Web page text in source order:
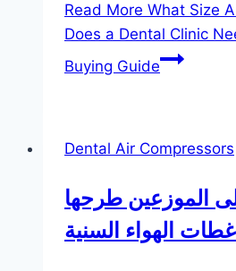
Read More What Size
Does a Dental Clinic
Buying Guide
Dental Air Compressors
الموزعين طرحها
الهواء السنية